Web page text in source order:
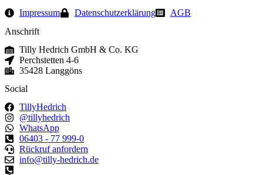
Impressum
Datenschutzerklärung
AGB
Anschrift
Tilly Hedrich GmbH & Co. KG
Perchstetten 4-6
35428 Langgöns
Social
TillyHedrich
@tillyhedrich
WhatsApp
06403 - 77 999-0
Rückruf anfordern
info@tilly-hedrich.de